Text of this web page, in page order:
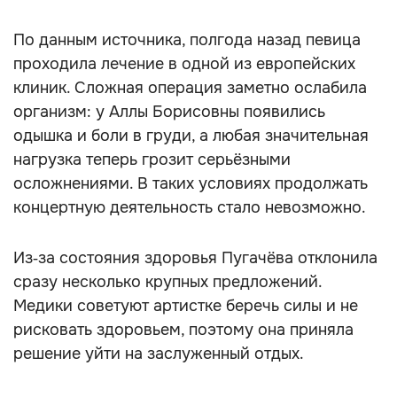
По данным источника, полгода назад певица
проходила лечение в одной из европейских
клиник. Сложная операция заметно ослабила
организм: у Аллы Борисовны появились
одышка и боли в груди, а любая значительная
нагрузка теперь грозит серьёзными
осложнениями. В таких условиях продолжать
концертную деятельность стало невозможно.
Из‑за состояния здоровья Пугачёва отклонила
сразу несколько крупных предложений.
Медики советуют артистке беречь силы и не
рисковать здоровьем, поэтому она приняла
решение уйти на заслуженный отдых.